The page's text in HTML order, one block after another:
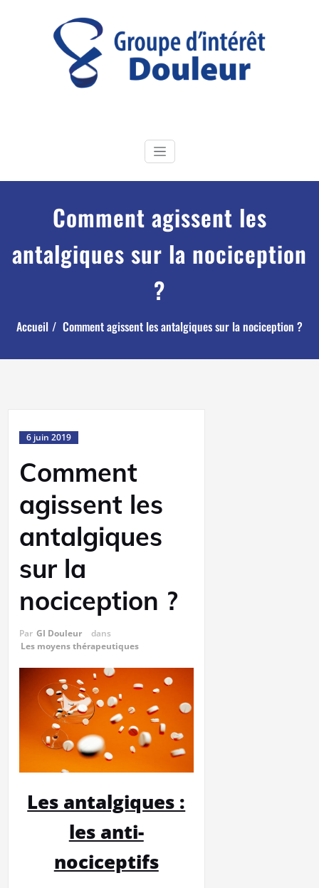
Comment agissent les
antalgiques sur la nociception
?
Accueil Comment agissent les antalgiques sur la nociception ?
6 juin 2019
Comment
agissent les
antalgiques
sur la
nociception ?
Par GI Douleur
dans
Les moyens thérapeutiques
Les antalgiques :
les anti-
nociceptifs